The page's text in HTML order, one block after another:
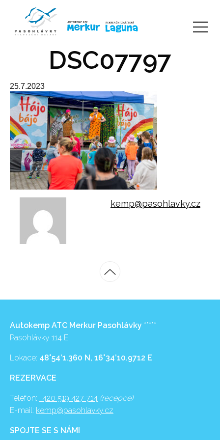
DSC07797
25.7.2023
kemp@pasohlavky.cz
Autokemp ATC Merkur Pasohlávky *****
Pasohlávky 114 E
Lokace: 48°54’1.360 N, 16°34’10.9712 E
REZERVACE
Telefon: +420 519 427 714 (recepce)
E-mail: kemp@pasohlavky.cz
SPOJTE SE S NÁMI